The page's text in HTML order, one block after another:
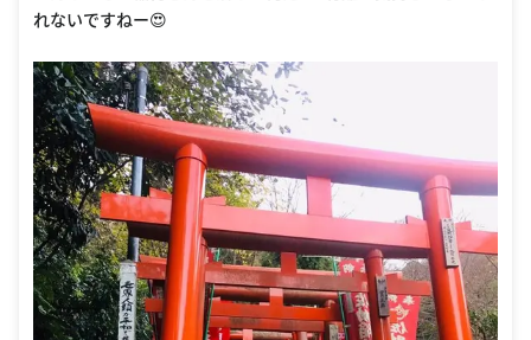
れないですねー😍